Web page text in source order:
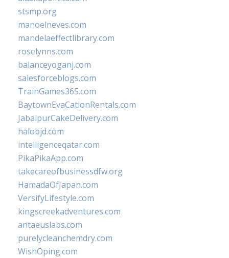
stsmp.org
manoelneves.com
mandelaeffectlibrary.com
roselynns.com
balanceyoganj.com
salesforceblogs.com
TrainGames365.com
BaytownEvaCationRentals.com
JabalpurCakeDelivery.com
halobjd.com
intelligenceqatar.com
PikaPikaApp.com
takecareofbusinessdfw.org
HamadaOfJapan.com
VersifyLifestyle.com
kingscreekadventures.com
antaeuslabs.com
purelycleanchemdry.com
WishOping.com